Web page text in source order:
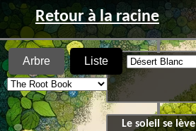
Retour à la racine
Arbre Liste Désert Blanc
Le soleil se lève